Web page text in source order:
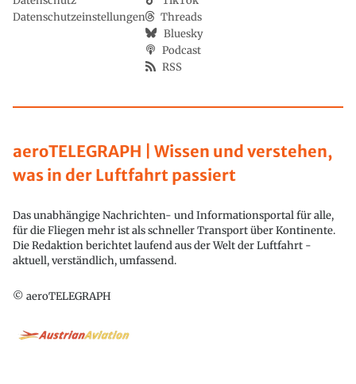
aeroTELEGRAPH | Wissen und verstehen,
was in der Luftfahrt passiert
Das unabhängige Nachrichten- und Informationsportal für alle,
für die Fliegen mehr ist als schneller Transport über Kontinente.
Die Redaktion berichtet laufend aus der Welt der Luftfahrt -
aktuell, verständlich, umfassend.
© aeroTELEGRAPH
Datenschutzeinstellungen
Threads
Bluesky
Podcast
RSS